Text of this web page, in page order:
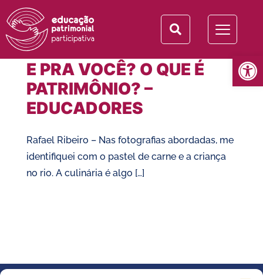
Abrir
Tag:patrimônio
E PRA VOCÊ? O QUE É
PATRIMÔNIO? –
EDUCADORES
Rafael Ribeiro – Nas fotografias abordadas, me
identifiquei com o pastel de carne e a criança
no rio. A culinária é algo […]